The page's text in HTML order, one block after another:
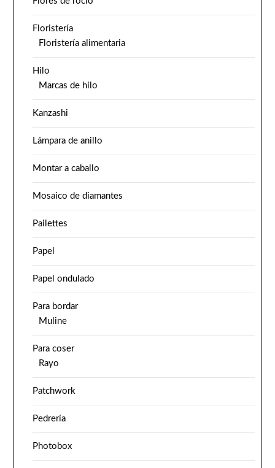
Floristería
Floristería alimentaria
Hilo
Marcas de hilo
Kanzashi
Lámpara de anillo
Montar a caballo
Mosaico de diamantes
Pailettes
Papel
Papel ondulado
Para bordar
Muline
Para coser
Rayo
Patchwork
Pedrería
Photobox